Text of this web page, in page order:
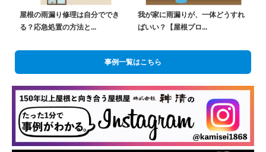
屋根の雨漏り修理は自分ででき
る？応急処置の方法と...
我が家に雨漏りが、一体どうすれ
ばいい？【屋根プロ...
事例一覧はこちら